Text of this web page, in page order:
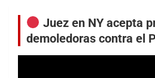
Juez en NY acepta
demoledoras contra el